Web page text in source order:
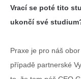
Vrací se poté tito
ukončí své
Praxe je pro náš
případě partnerské